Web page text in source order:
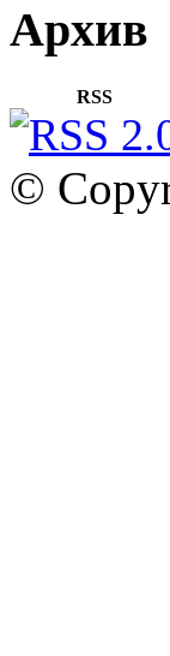
Архив
RSS
©